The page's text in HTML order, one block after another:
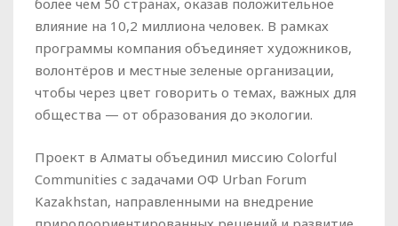
более чем 50 странах, оказав положительное
влияние на 10,2 миллиона человек. В рамках
программы компания объединяет художников,
волонтёров и местные зеленые организации,
чтобы через цвет говорить о темах, важных для
общества — от образования до экологии.
Проект в Алматы объединил миссию Colorful
Communities с задачами ОФ Urban Forum
Kazakhstan, направленными на внедрение